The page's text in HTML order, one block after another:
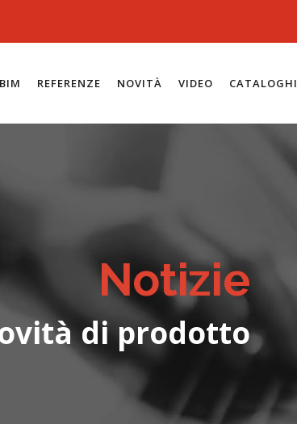
BIM REFERENZE NOVITÀ VIDEO CATALOGHI
Notizie
di prodotto